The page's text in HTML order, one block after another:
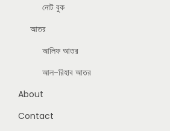
নোট বুক
আতর
আলিফ আতর
আল-রিহাব আতর
About
Contact